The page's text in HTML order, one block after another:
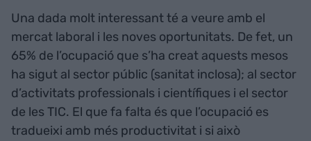
Una dada molt interessant té a veure amb el
mercat laboral i les noves oportunitats. De fet, un
65% de l’ocupació que s’ha creat aquests mesos
ha sigut al sector públic (sanitat inclosa); al sector
d’activitats professionals i científiques i el sector
de les TIC. El que fa falta és que l’ocupació es
tradueixi amb més productivitat i si això